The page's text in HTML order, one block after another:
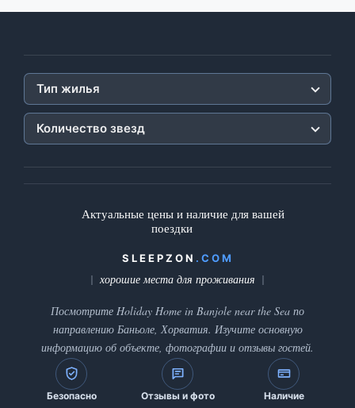
Тип жилья
Количество звезд
Актуальные цены и наличие для вашей
поездки
SLEEPZON .COM
хорошие места для проживания
Посмотрите Holiday Home in Banjole near the Sea по
направлению Баньоле, Хорватия. Изучите основную
информацию об объекте, фотографии и отзывы гостей.
Безопасно Отзывы и фото Наличие